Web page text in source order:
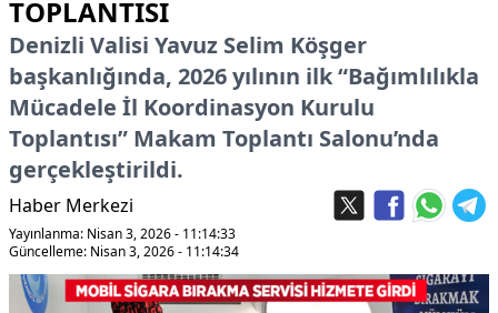
TOPLANTISI
Denizli Valisi Yavuz Selim Köşger
başkanlığında, 2026 yılının ilk “Bağımlılıkla
Mücadele İl Koordinasyon Kurulu
Toplantısı” Makam Toplantı Salonu’nda
gerçekleştirildi.
Haber Merkezi
Yayınlanma: Nisan 3, 2026 - 11:14:33
Güncelleme: Nisan 3, 2026 - 11:14:34